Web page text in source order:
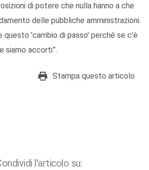
di potere che nulla hanno a che
delle pubbliche amministrazioni.
questo 'cambio di passo' perché se c'è
siamo accorti”.
Stampa questo articolo
l'articolo su: